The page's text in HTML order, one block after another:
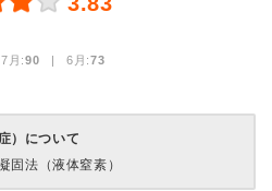
月:90 | 6月:73
）について
固法（液体窒素）